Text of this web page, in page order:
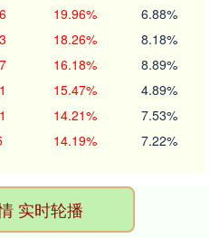
19.96% 6.88%
18.26% 8.18%
16.18% 8.89%
15.47% 4.89%
14.21% 7.53%
14.19% 7.22%
实时轮播